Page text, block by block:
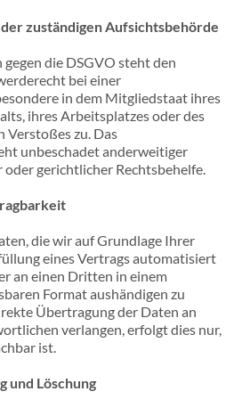
zuständigen Aufsichts­behörde
die DSGVO steht den
bei einer
in dem Mitgliedstaat ihres
ihres Arbeitsplatzes oder des
Verstoßes zu. Das
unbeschadet anderweitiger
gerichtlicher Rechtsbehelfe.
die wir auf Grundlage Ihrer
eines Vertrags automatisiert
an einen Dritten in einem
Format aushändigen zu
Übertragung der Daten an
verlangen, erfolgt dies nur,
ist.
und Löschung